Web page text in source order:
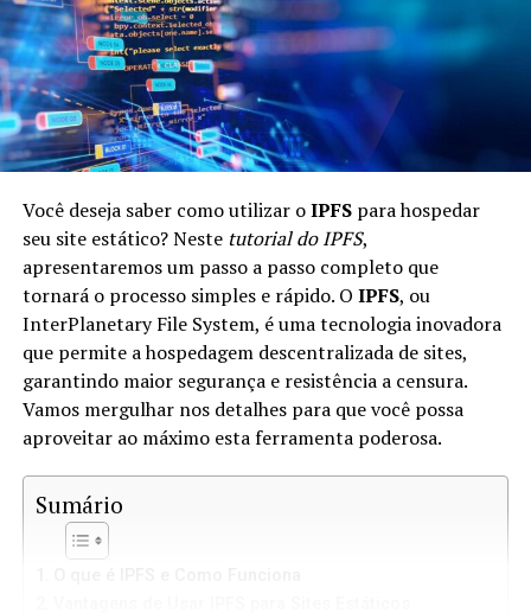
Você deseja saber como utilizar oIPFSpara hospedar
seu site estático? Neste tutorial do IPFS,
apresentaremos um passo a passo completo que
tornará o processo simples e rápido. O IPFS, ou
InterPlanetary File System, é uma tecnologia inovadora
que permite a hospedagem descentralizada de sites,
garantindo maior segurança e resistência a censura.
Vamos mergulhar nos detalhes para que você possa
aproveitar ao máximo esta ferramenta poderosa.
Sumário